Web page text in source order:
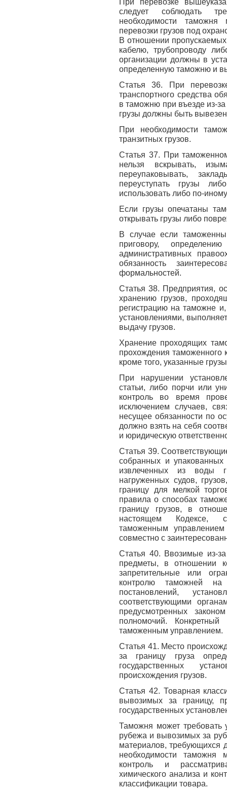
следует соблюдать
необходимости
перевозки грузов под
В отношении пропускаемых
кабелю, трубопроводу
организации должны в
определенную таможню и
Статья 36. При
транспортного средства
в таможню при въезде из-
грузы должны быть
При необходимости
транзитных грузов.
Статья 37. При
нельзя вскрывать,
переупаковывать,
переуступать грузы
использовать либо по-
Если грузы опечатаны
открывать грузы либо
В случае если
приговору,
административных
обязанность
формальностей.
Статья 38. Предприятия,
хранению грузов,
регистрацию на таможне
установлениями,
выдачу грузов.
Хранение проходящих
прохождения таможенного
кроме того, указанные
При нарушении
статьи, либо порчи или
контроль во время
исключением случаев,
несущее обязанности по
должно взять на себя
и юридическую
Статья 39.
собранных и упакованных
извлеченных из воды
нагруженных судов,
границу для мелкой
правила о способах
границу грузов, в
настоящем Кодексе,
таможенным
совместно с
Статья 40. Ввозимые из-
предметы, в отношении
запретительные или
контролю таможней на
постановлений,
соответствующими
предусмотренных
полномочий.
таможенным управлением.
Статья 41. Место
за границу груза
государственных
происхождения грузов.
Статья 42. Товарная
вывозимых за границу,
государственных
Таможня может требовать
рубежа и вывозимых за
материалов, требующихся
необходимости таможня
контроль и
химического анализа и
классификации товара.